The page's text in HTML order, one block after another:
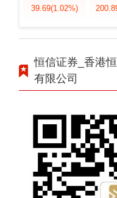
39.69(1.02%)
恒信证券_香港
有限公司